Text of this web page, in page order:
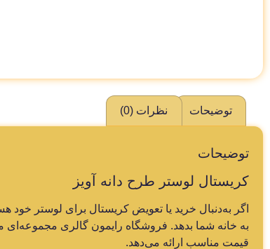
توضیحات نظرات (0)
توضیحات
کریستال لوستر طرح دانه آویز
اگر به‌دنبال خرید یا تعویض کریستال برای لوستر
به خانه شما بدهد. فروشگاه رایمون گالری مجموعه‌ای
قیمت مناسب ارائه می‌دهد.